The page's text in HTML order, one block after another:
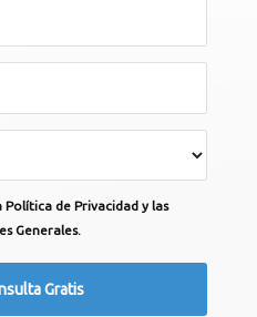
Política de Privacidad y las
Generales.